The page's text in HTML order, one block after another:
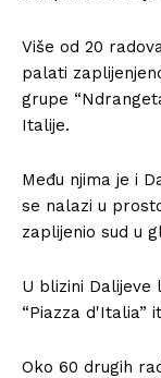
Više od 20
palati
grupe
Italije.
Među njima je i
se nalazi u
zaplijenio sud u
U blizini
“Piazza d'Italia”
Oko 60 drugih